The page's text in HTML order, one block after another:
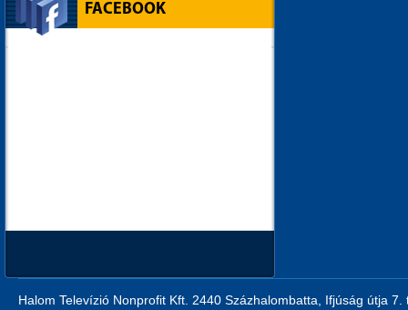
FACEBOOK
Halom Televízió Nonprofit Kft. 2440 Százhalombatta, Ifjúság útja